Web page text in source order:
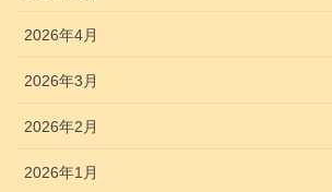
2026年4月
2026年3月
2026年2月
2026年1月